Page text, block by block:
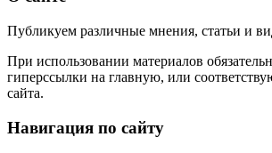
Публикуем различные мнения, статьи и
При использовании материалов
гиперссылки на главную, или
сайта.
Навигация по сайту